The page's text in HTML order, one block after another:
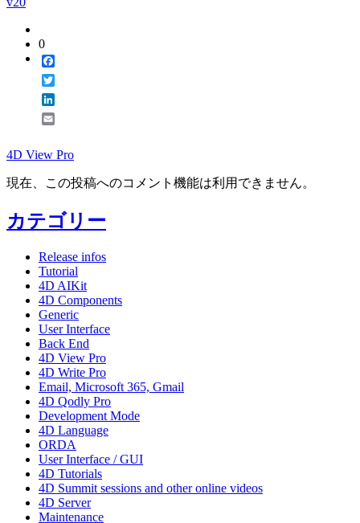
0
4D View Pro
現在、この投稿へのコメント機能は利用できません。
カテゴリー
Release infos
Tutorial
4D AIKit
4D Components
Generic
User Interface
Back End
4D View Pro
4D Write Pro
Email, Microsoft 365, Gmail
4D Qodly Pro
Development Mode
4D Language
ORDA
User Interface / GUI
4D Tutorials
4D Summit sessions and other online videos
4D Server
Maintenance